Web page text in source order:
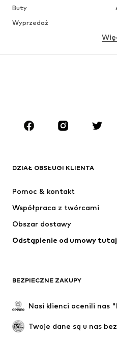
Buty
Wyprzedaż
MARKI
Next
Jordan
DZIAŁ OBSŁUGI KLIENTA
Pomoc & kontakt
Współpraca z twórcami
Obszar dostawy
Odstąpienie od umowy tutaj
BEZPIECZNE ZAKUPY
Nasi klienci ocenili nas
Twoje dane są u nas